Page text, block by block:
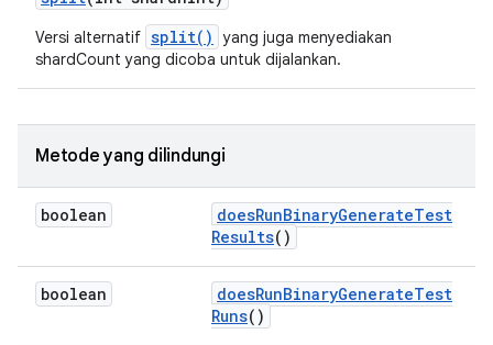
Versi alternatif split() yang juga menyediakan
shardCount yang dicoba untuk dijalankan.
Metode yang dilindungi
boolean doesRunBinaryGenerateTest
Results()
boolean doesRunBinaryGenerateTest
Runs()